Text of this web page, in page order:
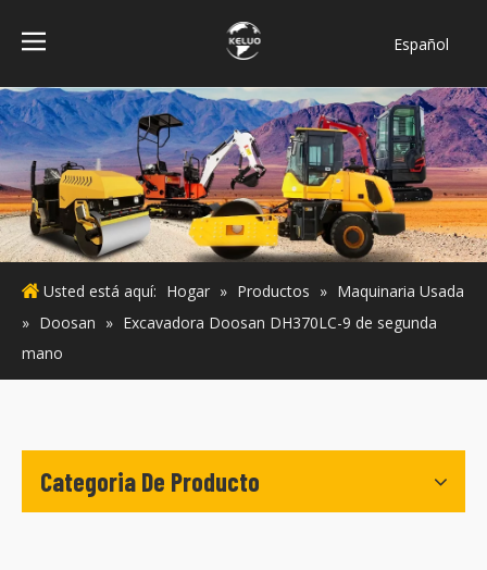
Español
Bahasa
indonesia
Türk dili
ไทย
Italiano
Deutsch
Português
Pусский
Usted está aquí: Hogar » Productos » Maquinaria Usada
» Doosan » Excavadora Doosan DH370LC-9 de segunda
mano
Categoria De Producto